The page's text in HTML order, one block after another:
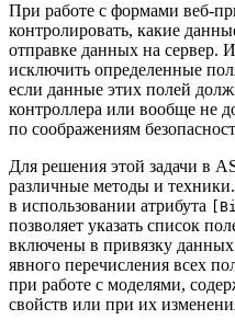
При работе с формами веб-
контролировать, какие
отправке данных на сервер.
исключить определенные
если данные этих полей
контроллера или вообще не
по соображениям
Для решения этой задачи в
различные методы и
в использовании атрибута
позволяет указать список
включены в привязку
явного перечисления всех
при работе с моделями,
свойств или при их